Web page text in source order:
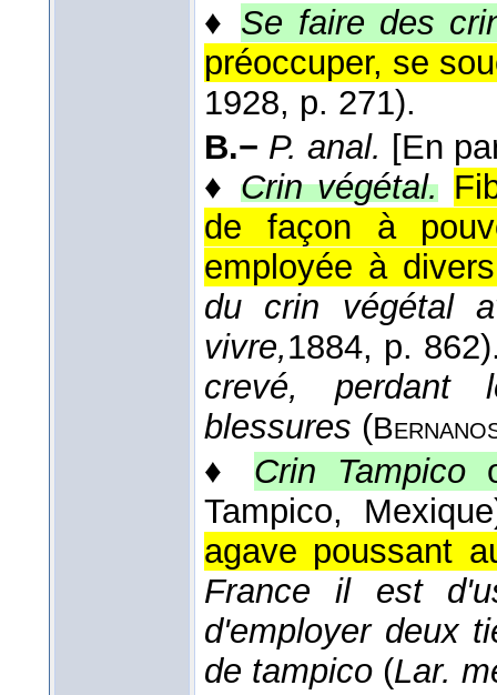
♦ Se faire des
préoccuper, se
1928, p. 271).
B.− P. anal. [En
♦Crin végétal.
de façon à
employée à
du crin végétal
vivre,1884, p.
crevé, perdant
blessures (
♦ Crin Tampico
Tampico,
agave poussant
France il est
d'employer deux
de tampico (Lar.